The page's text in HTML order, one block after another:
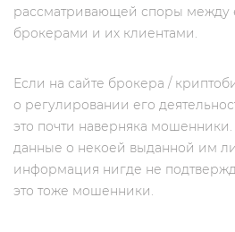
рассматривающей споры между
брокерами и их клиентами.
Если на сайте брокера /
о регулировании его
это почти наверняка
данные о некоей выданной им
информация нигде не
это тоже мошенники.